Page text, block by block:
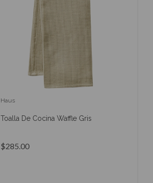
Haus
Toalla De Cocina Waffle Gris
$285.00